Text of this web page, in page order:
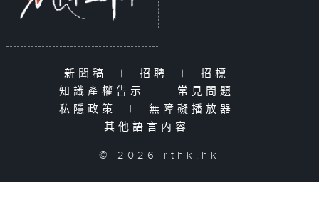
新聞稿 | 招聘 | 招標
|
知識產權告示
| 常見問題
|
私隱政策
| 無障礙播放器
|
其他語言內容
|
© 2026 rthk.hk